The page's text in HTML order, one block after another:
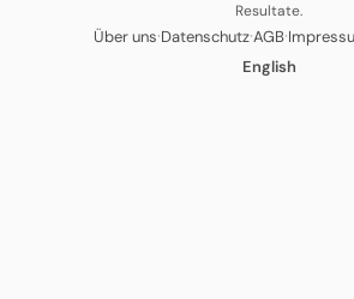
Resultate.
Über uns·Datenschutz·AGB·
English